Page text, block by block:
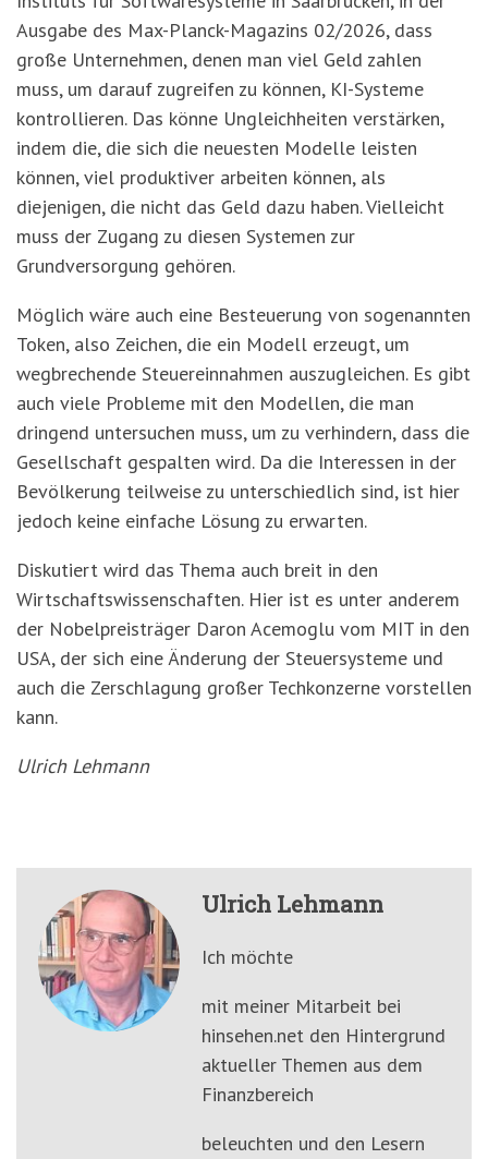
Ausgabe des Max-Planck-Magazins 02/2026, dass
große Unternehmen, denen man viel Geld zahlen
muss, um darauf zugreifen zu können, KI-Systeme
kontrollieren. Das könne Ungleichheiten verstärken,
indem die, die sich die neuesten Modelle leisten
können, viel produktiver arbeiten können, als
diejenigen, die nicht das Geld dazu haben. Vielleicht
muss der Zugang zu diesen Systemen zur
Grundversorgung gehören.
Möglich wäre auch eine Besteuerung von sogenannten
Token, also Zeichen, die ein Modell erzeugt, um
wegbrechende Steuereinnahmen auszugleichen. Es gibt
auch viele Probleme mit den Modellen, die man
dringend untersuchen muss, um zu verhindern, dass die
Gesellschaft gespalten wird. Da die Interessen in der
Bevölkerung teilweise zu unterschiedlich sind, ist hier
jedoch keine einfache Lösung zu erwarten.
Diskutiert wird das Thema auch breit in den
Wirtschaftswissenschaften. Hier ist es unter anderem
der Nobelpreisträger Daron Acemoglu vom MIT in den
USA, der sich eine Änderung der Steuersysteme und
auch die Zerschlagung großer Techkonzerne vorstellen
kann.
Ulrich Lehmann
Ulrich Lehmann
Ich möchte
mit meiner Mitarbeit bei
hinsehen.net den Hintergrund
aktueller Themen aus dem
Finanzbereich
beleuchten und den Lesern